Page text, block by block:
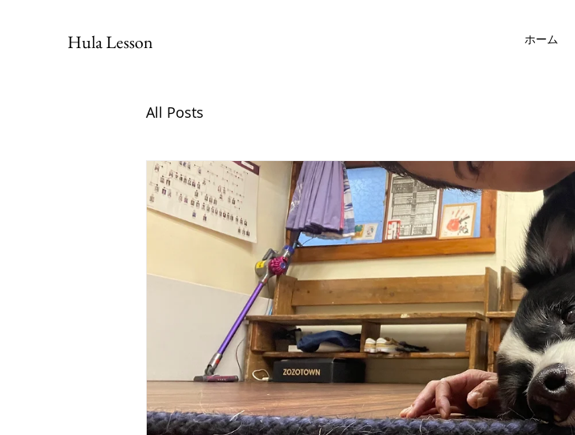
Hula Lesson ホーム
All Posts